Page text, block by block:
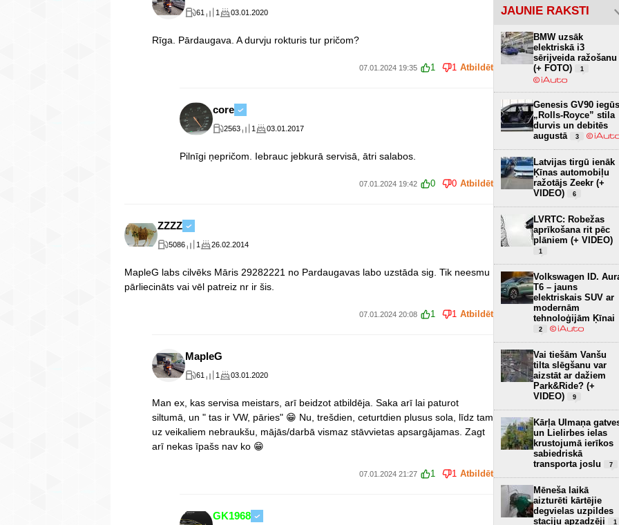
61 1 03.01.2020
Rīga. Pārdaugava. A durvju rokturis tur pričom?
07.01.2024 19:35 1 1 Atbildēt
core
2563 1 03.01.2017
Pilnīgi ņepričom. Iebrauc jebkurā servisā, ātri salabos.
07.01.2024 19:42 0 0 Atbildēt
ZZZZ
5086 1 26.02.2014
MapleG labs cilvēks Māris 29282221 no Pardaugavas labo uzstāda sig. Tik neesmu
pārliecināts vai vēl patreiz nr ir šis.
07.01.2024 20:08 1 1 Atbildēt
MapleG
61 1 03.01.2020
Man ex, kas servisa meistars, arī beidzot atbildēja. Saka arī lai paturot
siltumā, un " tas ir VW, pāries" 😁 Nu, trešdien, ceturtdien plusus sola, līdz tam
uz veikaliem nebraukšu, mājās/darbā vismaz stāvvietas apsargājamas. Zagt
arī nekas īpašs nav ko 😁
07.01.2024 21:27 1 1 Atbildēt
GK1968
JAUNIE RAKSTI
BMW uzsāk
elektriskā i3
sērijveida ražošanu
(+ FOTO)
1
Genesis GV90 iegūs
„Rolls-Royce” stila
durvis un debitēs
augustā
3
Latvijas tirgū ienāk
Ķīnas automobiļu
ražotājs Zeekr (+
VIDEO)
6
LVRTC: Robežas
aprīkošana rit pēc
plāniem (+ VIDEO)
1
Volkswagen ID.
T6 – jauns
elektriskais SUV ar
modernām
tehnoloģijām Ķīnai
2
Vai tiešām Vanšu
tilta slēgšanu var
aizstāt ar dažiem
Park&Ride? (+
VIDEO)
9
Kārļa Ulmaņa
un Lielirbes ielas
krustojumā ierīkos
sabiedriskā
transporta joslu
7
Mēneša laikā
aizturēti kārtējie
degvielas uzpildes
staciju apzadzēji
1